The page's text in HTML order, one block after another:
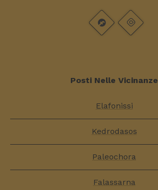
Posti Nelle Vicinanze
Elafonissi
Kedrodasos
Paleochora
Falassarna